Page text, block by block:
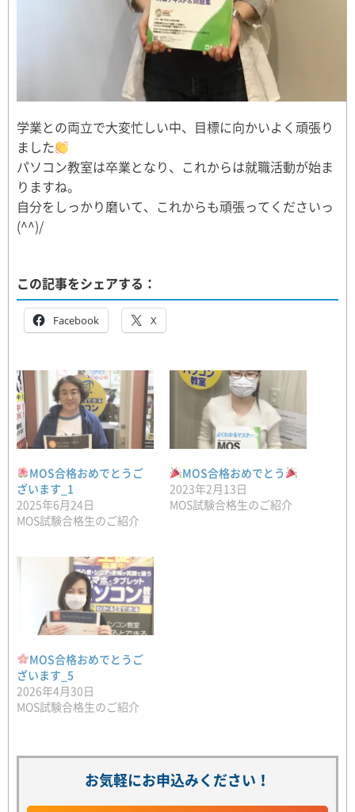
学業との両立で大変忙しい中、目標に向かいよく頑張り
ました
パソコン教室は卒業となり、これからは就職活動が始ま
りますね。
自分をしっかり磨いて、これからも頑張ってくださいっ
(^^)/
この記事をシェアする：
Facebook X
MOS合格おめでとうご
ざいます_1
2025年6月24日
MOS試験合格生のご紹介
MOS合格おめでとう
2023年2月13日
MOS試験合格生のご紹介
MOS合格おめでとうご
ざいます_5
2026年4月30日
MOS試験合格生のご紹介
お気軽にお申込みください！